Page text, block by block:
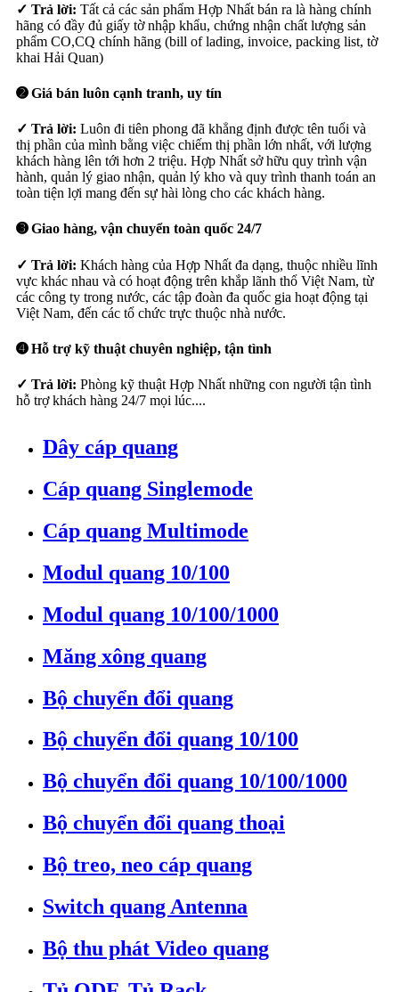
✓ Trả lời: Tất cả các sản phẩm Hợp Nhất bán ra là hàng chính
hãng có đầy đủ giấy tờ nhập khẩu, chứng nhận chất lượng sản
phẩm CO,CQ chính hãng (bill of lading, invoice, packing list, tờ
khai Hải Quan)
➋ Giá bán luôn cạnh tranh, uy tín
✓ Trả lời: Luôn đi tiên phong đã khẳng định được tên tuổi và
thị phần của mình bằng việc chiếm thị phần lớn nhất, với lượng
khách hàng lên tới hơn 2 triệu. Hợp Nhất sở hữu quy trình vận
hành, quản lý giao nhận, quản lý kho và quy trình thanh toán an
toàn tiện lợi mang đến sự hài lòng cho các khách hàng.
➌ Giao hàng, vận chuyển toàn quốc 24/7
✓ Trả lời: Khách hàng của Hợp Nhất đa dạng, thuộc nhiều lĩnh
vực khác nhau và có hoạt động trên khắp lãnh thổ Việt Nam, từ
các công ty trong nước, các tập đoàn đa quốc gia hoạt động tại
Việt Nam, đến các tổ chức trực thuộc nhà nước.
➍ Hỗ trợ kỹ thuật chuyên nghiệp, tận tình
✓ Trả lời: Phòng kỹ thuật Hợp Nhất những con người tận tình
hỗ trợ khách hàng 24/7 mọi lúc....
Dây cáp quang
Cáp quang Singlemode
Cáp quang Multimode
Modul quang 10/100
Modul quang 10/100/1000
Măng xông quang
Bộ chuyển đổi quang
Bộ chuyển đổi quang 10/100
Bộ chuyển đổi quang 10/100/1000
Bộ chuyển đổi quang thoại
Bộ treo, neo cáp quang
Switch quang Antenna
Bộ thu phát Video quang